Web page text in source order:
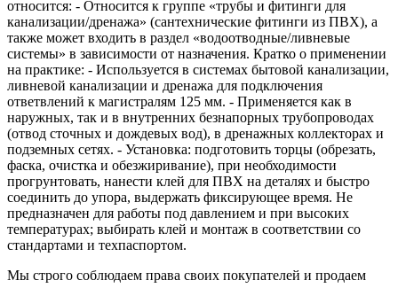
относится: - Относится к группе «трубы и фитинги для
канализации/дренажа» (сантехнические фитинги из ПВХ), а
также может входить в раздел «водоотводные/ливневые
системы» в зависимости от назначения. Кратко о применении
на практике: - Используется в системах бытовой канализации,
ливневой канализации и дренажа для подключения
ответвлений к магистралям 125 мм. - Применяется как в
наружных, так и в внутренних безнапорных трубопроводах
(отвод сточных и дождевых вод), в дренажных коллекторах и
подземных сетях. - Установка: подготовить торцы (обрезать,
фаска, очистка и обезжиривание), при необходимости
прогрунтовать, нанести клей для ПВХ на деталях и быстро
соединить до упора, выдержать фиксирующее время. Не
предназначен для работы под давлением и при высоких
температурах; выбирать клей и монтаж в соответствии со
стандартами и техпаспортом.
Мы строго соблюдаем права своих покупателей и продаем